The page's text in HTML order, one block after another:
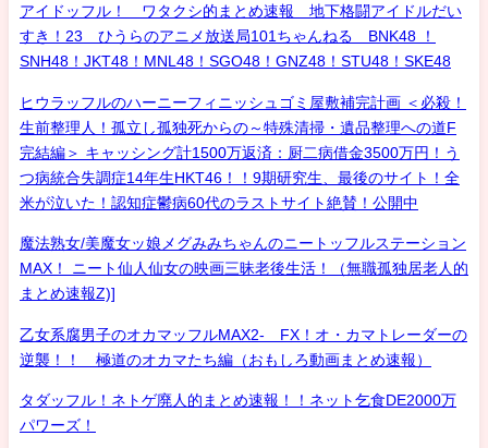
アイドッフル！ ワタクシ的まとめ速報 地下格闘アイドルだい
すき！23 ひうらのアニメ放送局101ちゃんねる BNK48 ！
SNH48！JKT48！MNL48！SGO48！GNZ48！STU48！SKE48
ヒウラッフルのハーニーフィニッシュゴミ屋敷補完計画 ＜必殺！
生前整理人！孤立し孤独死からの～特殊清掃・遺品整理への道F
完結編＞ キャッシング計1500万返済：厨二病借金3500万円！う
つ病統合失調症14年生HKT46！！9期研究生、最後のサイト！全
米が泣いた！認知症鬱病60代のラストサイト絶賛！公開中
魔法熟女/美魔女ッ娘メグみみちゃんのニートッフルステーション
MAX！ ニート仙人仙女の映画三昧老後生活！（無職孤独居老人的
まとめ速報Z)]
乙女系腐男子のオカマッフルMAX2- FX！オ・カマトレーダーの
逆襲！！ 極道のオカマたち編（おもしろ動画まとめ速報）
タダッフル！ネトゲ廃人的まとめ速報！！ネット乞食DE2000万
パワーズ！